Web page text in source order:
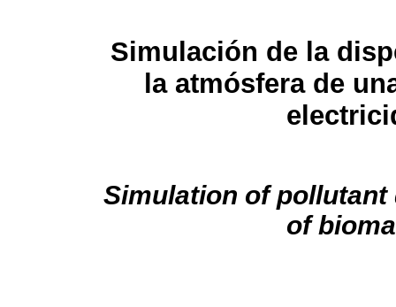
Simulación de la
la atmósfera de
Simulation of
of